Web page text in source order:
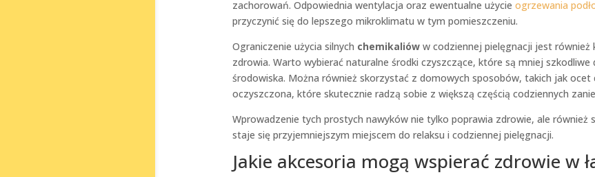
zachorowań. Odpowiednia wentylacja oraz ewentualne użycie ogrzewania
przyczynić się do lepszego mikroklimatu w tym pomieszczeniu.
Ograniczenie użycia silnych chemikalióww codziennej pielęgnacji jest również
zdrowia. Warto wybierać naturalne środki czyszczące, które są mniej szkodliwe
środowiska. Można również skorzystać z domowych sposobów, takich jak ocet
oczyszczona, które skutecznie radzą sobie z większą częścią codziennych
Wprowadzenie tych prostych nawyków nie tylko poprawia zdrowie, ale również
staje się przyjemniejszym miejscem do relaksu i codziennej pielęgnacji.
Jakie akcesoria mogą wspierać zdrowie w